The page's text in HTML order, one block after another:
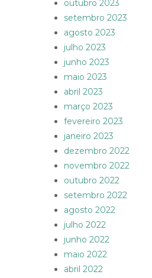
outubro 2023
setembro 2023
agosto 2023
julho 2023
junho 2023
maio 2023
abril 2023
março 2023
fevereiro 2023
janeiro 2023
dezembro 2022
novembro 2022
outubro 2022
setembro 2022
agosto 2022
julho 2022
junho 2022
maio 2022
abril 2022